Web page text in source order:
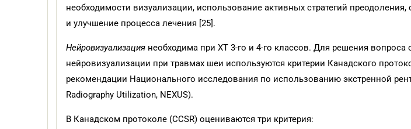
необходимости визуализации, использование активных стратегий
и улучшение процесса лечения [25].
Нейровизуализация необходима при ХТ 3-го и 4-го классов. Для решения вопроса
нейровизуализации при травмах шеи используются критерии Канадского
рекомендации Национального исследования по использованию экстренной
Radiography Utilization, NEXUS).
В Канадском протоколе (CCSR) оцениваются три критерия: